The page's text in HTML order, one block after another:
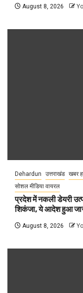
August 8, 2026
Dehardun उत्तराखंड खबर
सोशल मीडिया वायरल
प्रदेश में नकली डेयरी
शिकंजा, ये आदेश हुआ
August 8, 2026